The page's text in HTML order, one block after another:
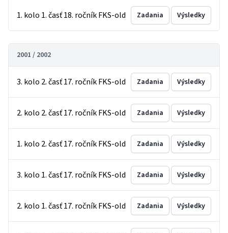
1. kolo 1. časť 18. ročník FKS-old Zadania Výsledky
2001 / 2002
3. kolo 2. časť 17. ročník FKS-old Zadania Výsledky
2. kolo 2. časť 17. ročník FKS-old Zadania Výsledky
1. kolo 2. časť 17. ročník FKS-old Zadania Výsledky
3. kolo 1. časť 17. ročník FKS-old Zadania Výsledky
2. kolo 1. časť 17. ročník FKS-old Zadania Výsledky